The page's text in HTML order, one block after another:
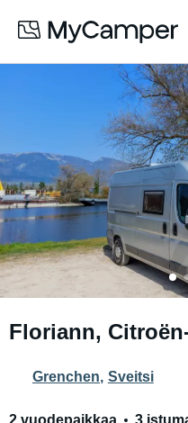
Floriann,
Grenchen, Sveitsi
2 vuodepaikkaa 3